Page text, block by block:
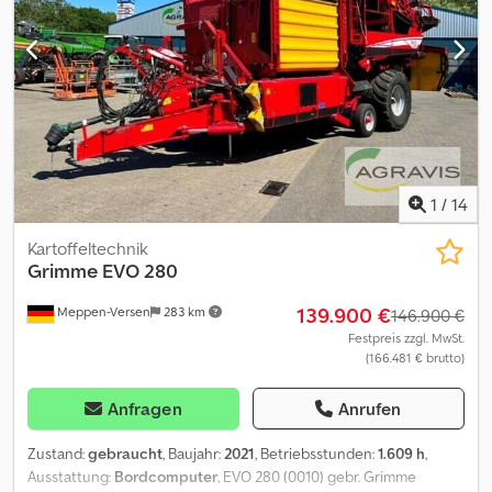
Krautabstreifwelle 0140 Schlupfüberwachung 1. Trenngerät 0150
Schlupfüberwachung 2. Siebband 0160 Geschwindigkeitsver. 1. 2
Trenngerät elk 0170 2. Plattform 0180 6 to Bunker mit breiter
Achse Dodpow Sfu Aefx Abijkr 0190 Bunkerbefüllautomatik 0200
Autom. Achsmittenfindung/Neigungsausglei 0210 Radantrieb,
0220 Bedienteil VC50, Joystickbox GBX 870 und 860, 0230 8 Fach
Kamerabildschirm, 0240 Bereifung 710/50-30,5
1 / 14
Meppen-Versen 283 km
Kartoffeltechnik
Grimme EVO 280
139.900 €146.900 €
Festpreis zzgl. MwSt.
(166.481 € brutto)
Anfragen Anrufen
Zustand:gebraucht, Baujahr:2021, Betriebsstunden:1.609 h,
Ausstattung: Bordcomputer, EVO 280 (0010) gebr. Grimme